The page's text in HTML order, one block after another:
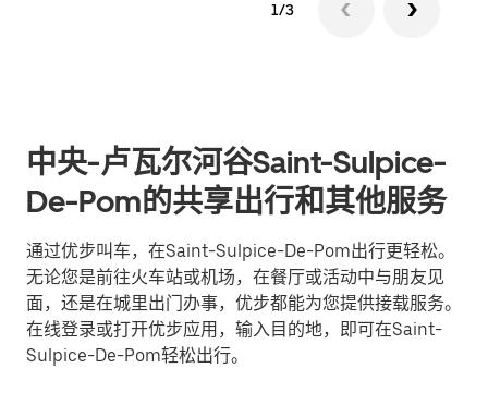
1/3
中央-卢瓦尔河谷Saint-Sulpice-
De-Pom的共享出行和其他服务
通过优步叫车，在Saint-Sulpice-De-Pom出行更轻松。
无论您是前往火车站或机场，在餐厅或活动中与朋友见
面，还是在城里出门办事，优步都能为您提供接载服务。
在线登录或打开优步应用，输入目的地，即可在Saint-
Sulpice-De-Pom轻松出行。